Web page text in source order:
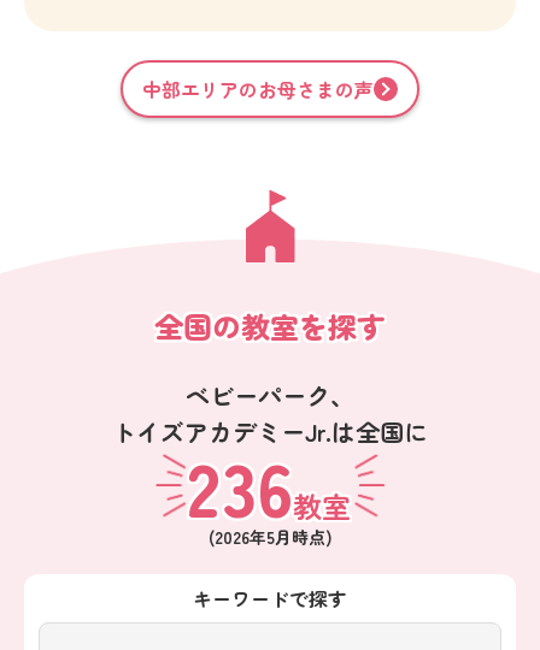
中部エリアのお母さまの声
全国の教室を探す
ベビーパーク、
トイズアカデミーJr.は全国に
236教室
(2026年5月 時点)
キーワードで探す